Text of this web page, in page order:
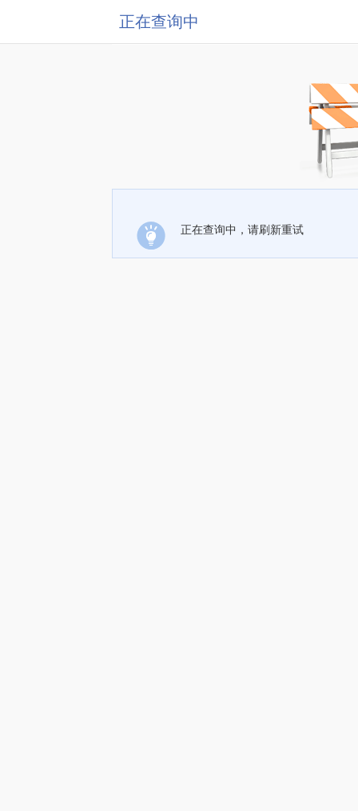
正在查询中
正在查询中，请刷新重试